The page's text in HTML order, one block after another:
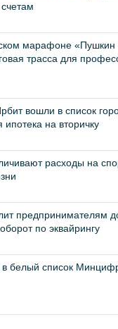
марафоне «Пушкин
трасса для
вошли в список
на вторичку
расходы на
предпринимателям
по эквайрингу
белый список